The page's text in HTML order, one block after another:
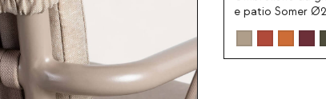
e patio Somer
cm con supporto